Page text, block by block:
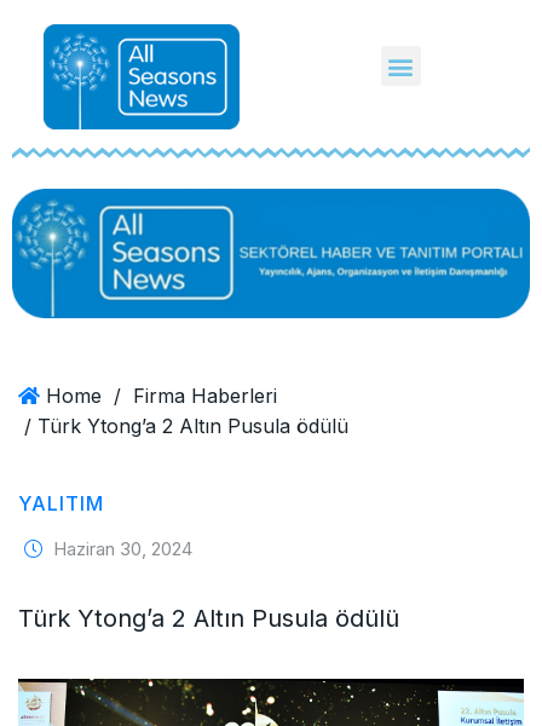
Home / Firma Haberleri
/ Türk Ytong’a 2 Altın Pusula ödülü
YALITIM
Haziran 30, 2024
Türk Ytong’a 2 Altın Pusula ödülü